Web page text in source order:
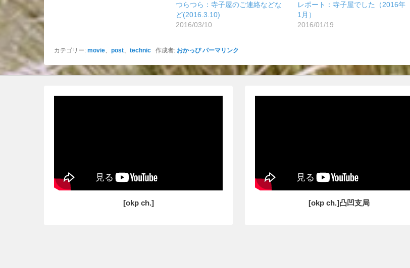
つらつら：寺子屋のご連絡などな
ど(2016.3.10)
2016/03/10
レポート：寺子屋でした（2016年
1月）
2016/01/19
カテゴリー: movie、 post、 technic 作成者: おかっぴ パーマリンク
[okp ch.] [okp ch.]凸凹支局